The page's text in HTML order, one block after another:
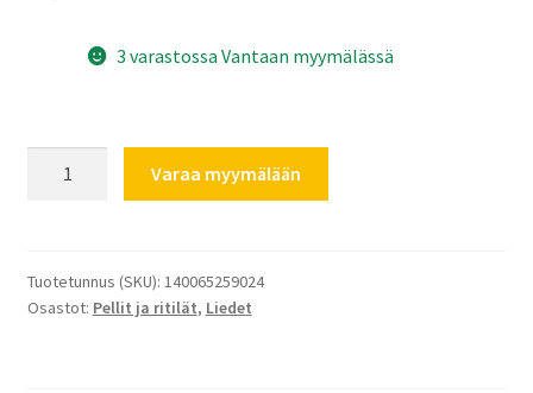
3 varastossa Vantaan myymälässä
422
x
Varaa myymälään
Tuotetunnus (SKU): 140065259024
Osastot: Pellit ja ritilät, Liedet